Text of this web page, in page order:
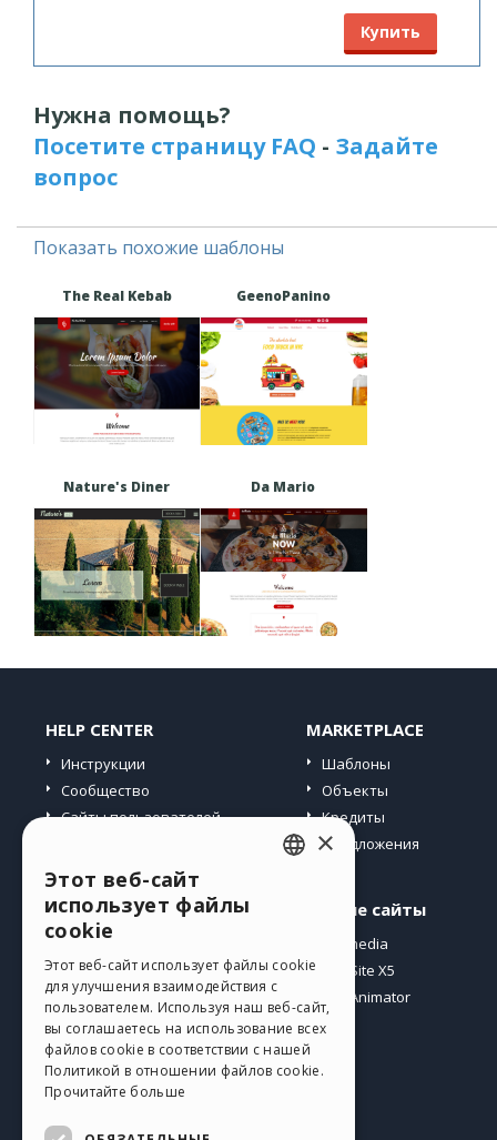
Купить
Нужна помощь?
Посетите страницу FAQ - Задайте
вопрос
Показать похожие шаблоны
The Real Kebab GeenoPanino
Nature's Diner Da Mario
HELP CENTER
Инструкции
Сообщество
Сайты пользователей
MARKETPLACE
Шаблоны
Объекты
Кредиты
Предложения
Профиль
Мои посты
Мои лицензии
Загрузить
Веб-хостинг
Мои кредиты
Другие сайты
Incomedia
WebSite X5
WebAnimator
GERMAN
SPANISH
PORTUGUESE
POLISH
×
Этот веб-сайт
использует файлы
cookie
Этот веб-сайт использует файлы cookie
для улучшения взаимодействия с
пользователем. Используя наш веб-сайт,
вы соглашаетесь на использование всех
файлов cookie в соответствии с нашей
Политикой в ​​отношении файлов cookie.
Прочитайте больше